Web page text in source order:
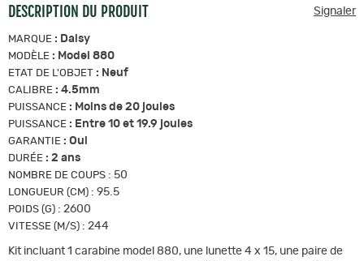
DESCRIPTION DU PRODUIT Signaler
MARQUE : Daisy
MODÈLE : Model 880
ETAT DE L'OBJET : Neuf
CALIBRE : 4.5mm
PUISSANCE : Moins de 20 joules
PUISSANCE : Entre 10 et 19.9 joules
GARANTIE : Oui
DURÉE : 2 ans
NOMBRE DE COUPS : 50
LONGUEUR (CM) : 95.5
POIDS (G) : 2600
VITESSE (M/S) : 244
Kit incluant 1 carabine model 880, une lunette 4 x 15, une paire de